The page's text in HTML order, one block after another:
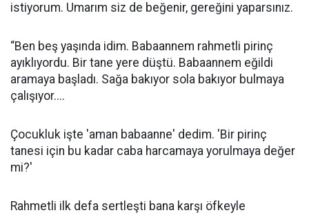
istiyorum. Umarım siz de beğenir, gereğini yaparsınız.
“Ben beş yaşında idim. Babaannem rahmetli pirinç
ayıklıyordu. Bir tane yere düştü. Babaannem eğildi
aramaya başladı. Sağa bakıyor sola bakıyor bulmaya
çalışıyor....
Çocukluk işte 'aman babaanne' dedim. 'Bir pirinç
tanesi için bu kadar caba harcamaya yorulmaya değer
mi?'
Rahmetli ilk defa sertleşti bana karşı öfkeyle